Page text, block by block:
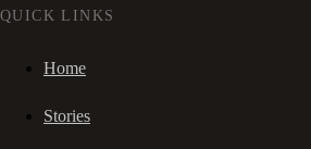
QUICK LINKS
Home
Stories